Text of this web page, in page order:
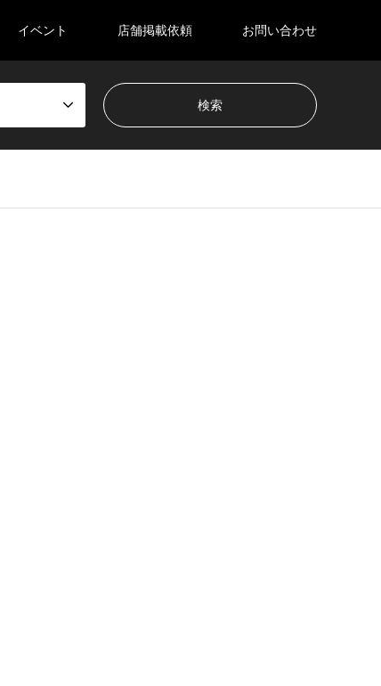
イベント 店舗掲載依頼 お問い合わせ